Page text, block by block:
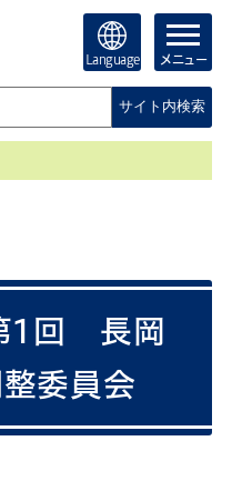
Language メニュー
サイト内検索
1回 長岡
委員会